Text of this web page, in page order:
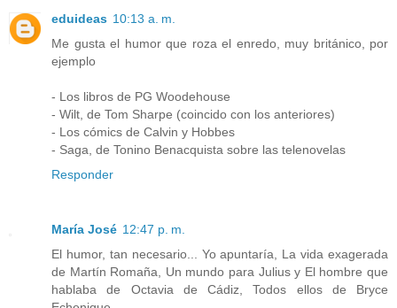
eduideas 10:13 a. m.
Me gusta el humor que roza el enredo, muy británico, por
ejemplo
- Los libros de PG Woodehouse
- Wilt, de Tom Sharpe (coincido con los anteriores)
- Los cómics de Calvin y Hobbes
- Saga, de Tonino Benacquista sobre las telenovelas
Responder
María José 12:47 p. m.
El humor, tan necesario... Yo apuntaría, La vida exagerada
de Martín Romaña, Un mundo para Julius y El hombre que
hablaba de Octavia de Cádiz, Todos ellos de Bryce